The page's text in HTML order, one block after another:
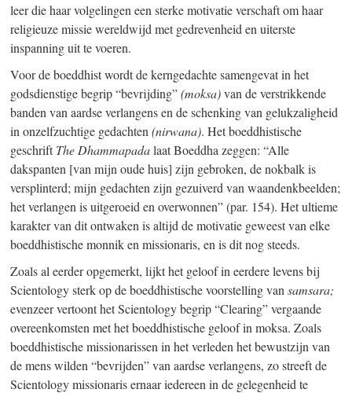
leer die haar volgelingen een sterke motivatie verschaft om haar
religieuze missie wereldwijd met gedrevenheid en uiterste
inspanning uit te voeren.
Voor de boeddhist wordt de kerngedachte samengevat in het
godsdienstige begrip “bevrijding”(moksa)van de verstrikkende
banden van aardse verlangens en de schenking van gelukzaligheid
in onzelfzuchtige gedachten (nirwana). Het boeddhistische
geschriftThe Dhammapadalaat Boeddha zeggen: “Alle
dakspanten [van mijn oude huis] zijn gebroken, de nokbalk is
versplinterd; mijn gedachten zijn gezuiverd van waandenkbeelden;
het verlangen is uitgeroeid en overwonnen” (par. 154). Het ultieme
karakter van dit ontwaken is altijd de motivatie geweest van elke
boeddhistische monnik en missionaris, en is dit nog steeds.
Zoals al eerder opgemerkt, lijkt het geloof in eerdere levens bij
Scientology sterk op de boeddhistische voorstelling van samsara;
evenzeer vertoont het Scientology begrip “Clearing” vergaande
overeenkomsten met het boeddhistische geloof in moksa. Zoals
boeddhistische missionarissen in het verleden het bewustzijn van
de mens wilden “bevrijden” van aardse verlangens, zo streeft de
Scientology missionaris ernaar iedereen in de gelegenheid te